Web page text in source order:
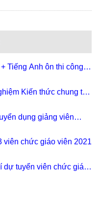
Tiếng Anh ôn thi công
Kiến thức chung thi
dụng giảng viên
viên chức giáo viên 2021
dự tuyển viên chức giáo